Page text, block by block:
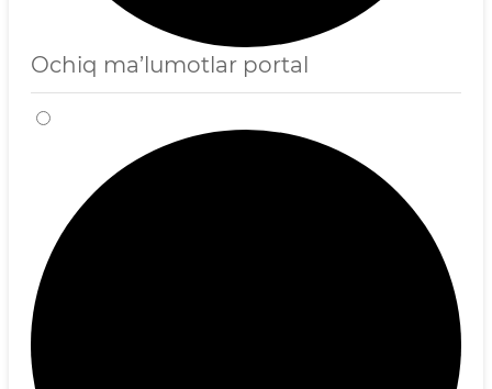
Ochiq ma’lumotlar portal